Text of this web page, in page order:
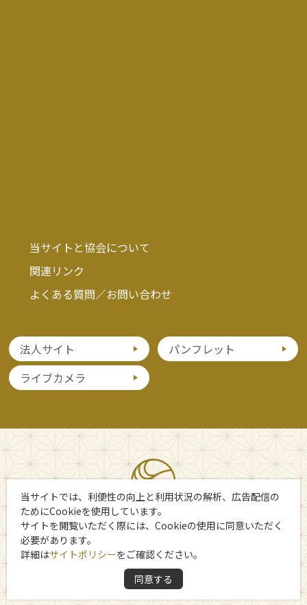
当サイトと協会について
関連リンク
よくある質問／お問い合わせ
法人サイト
パンフレット
ライブカメラ
Copyright 日光市観光協会
All Rights Reserved.
当サイトでは、利便性の向上と利用状況の解析、広告配信の
ためにCookieを使用しています。
サイトを閲覧いただく際には、Cookieの使用に同意いただく
必要があります。
詳細はサイトポリシーをご確認ください。
同意する